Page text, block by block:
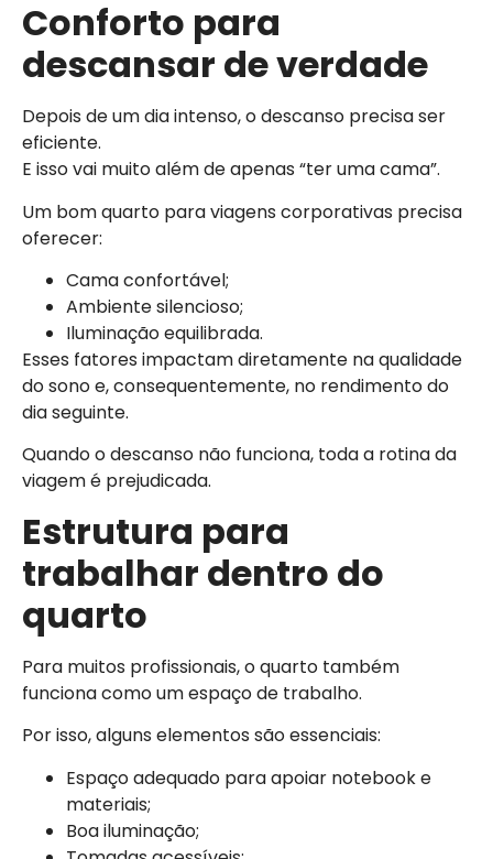
Conforto para
descansar de verdade
Depois de um dia intenso, o descanso precisa ser
eficiente.
E isso vai muito além de apenas “ter uma cama”.
Um bom quarto para viagens corporativas precisa
oferecer:
Cama confortável;
Ambiente silencioso;
Iluminação equilibrada.
Esses fatores impactam diretamente na qualidade
do sono e, consequentemente, no rendimento do
dia seguinte.
Quando o descanso não funciona, toda a rotina da
viagem é prejudicada.
Estrutura para
trabalhar dentro do
quarto
Para muitos profissionais, o quarto também
funciona como um espaço de trabalho.
Por isso, alguns elementos são essenciais:
Espaço adequado para apoiar notebook e
materiais;
Boa iluminação;